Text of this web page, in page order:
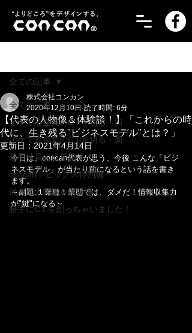
全ての記事
イケてる企業のC.I.を切る・旧
イケてる企業のC.I.を切る・新
若手社員の成長記！
concanトピックス特別編
代表の人物像＆体験談！
勝手にC.I.を創っちゃいました！
全ての記事
【代表の人物像＆体験談！】「これからの時
代に、生き残る"ビジネスモデル"とは？」
株式会社コンカン
2020年12月10日 読了時間: 6分
更新日：2021年4月14日
今日は、concan代表が思う、今後 こんな「ビジ
ネスモデル」が当たり前になるという話を書き
ます。
～副題:１業種１業態では、ダメだ！情報収集力
が"鍵"になる～